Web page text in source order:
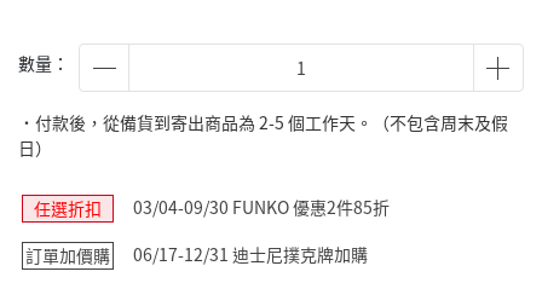
數量：
˙付款後，從備貨到寄出商品為 2-5 個工作天。（不包含周末及假
日）
任選折扣
03/04-09/30 FUNKO 優惠2件85折
訂單加價購
06/17-12/31 迪士尼撲克牌加購